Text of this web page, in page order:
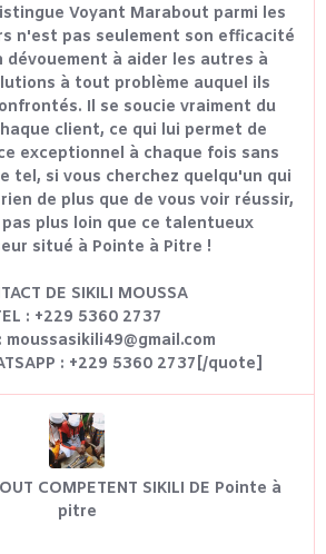
Voyant Marabout parmi les
n'est pas seulement son efficacité
dévouement à aider les autres à
à tout problème auquel ils
Il se soucie vraiment du
client, ce qui lui permet de
exceptionnel à chaque fois sans
tel, si vous cherchez quelqu'un qui
de plus que de vous voir réussir,
plus loin que ce talentueux
situé à Pointe à Pitre !
DE SIKILI MOUSSA
: +229 5360 2737
moussasikili49@gmail.com
: +229 5360 2737[/quote]
COMPETENT SIKILI DE Pointe à
pitre